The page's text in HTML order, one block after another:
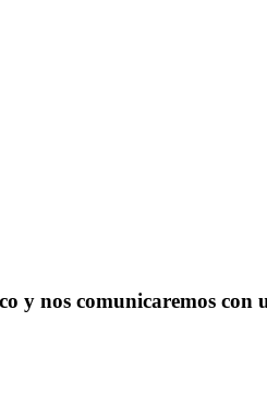
y nos comunicaremos con